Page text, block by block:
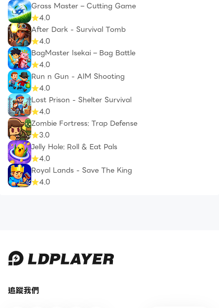
Grass Master – Cutting Game
4.0
After Dark - Survival Tomb
4.0
BagMaster Isekai – Bag Battle
4.0
Run n Gun - AIM Shooting
4.0
Lost Prison - Shelter Survival
4.0
Zombie Fortress: Trap Defense
3.0
Jelly Hole: Roll & Eat Pals
4.0
Royal Lands - Save The King
4.0
追蹤我們